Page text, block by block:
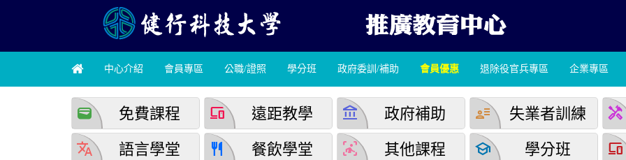
中心介紹 會員專區 公職/證照 學分班 政府委訓/補助 會員優惠 退除役官兵專區 企業專區
wallet 免費課程 devices 遠距教學 account_balance 政府補助 user_attributes 失業者訓練
handyman
translate
語言學堂 restaurant 餐飲學堂 detection_and_zone 其他課程 school 學分班 devices